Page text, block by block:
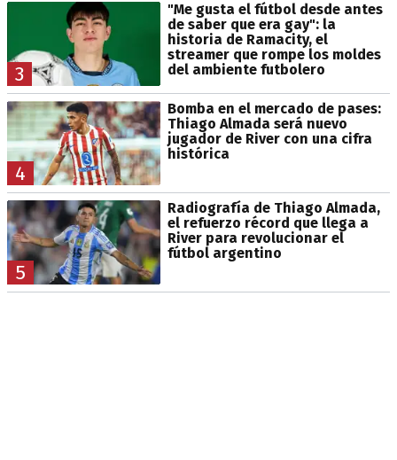
3
"Me gusta el fútbol desde antes
de saber que era gay": la
historia de Ramacity, el
streamer que rompe los moldes
del ambiente futbolero
4
Bomba en el mercado de pases:
Thiago Almada será nuevo
jugador de River con una cifra
histórica
5
Radiografía de Thiago Almada,
el refuerzo récord que llega a
River para revolucionar el
fútbol argentino